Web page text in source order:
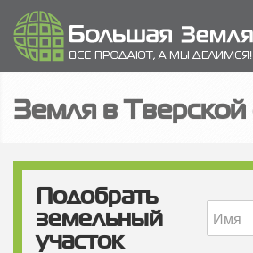
Земля в Тверской
Подобрать
земельный
участок